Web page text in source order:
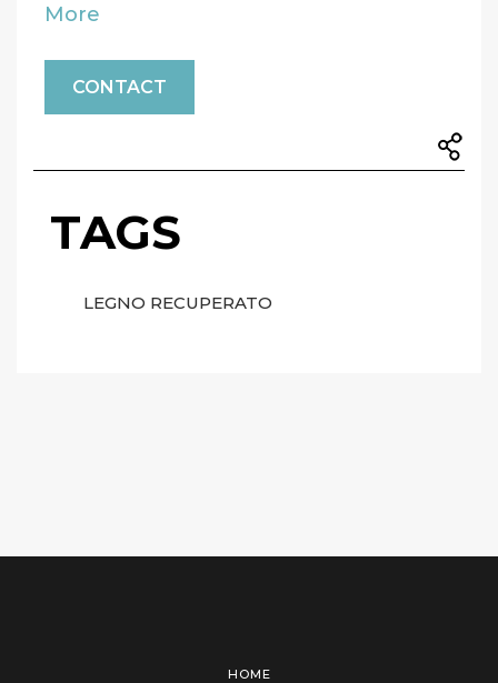
More
CONTACT
TAGS
LEGNO RECUPERATO
HOME